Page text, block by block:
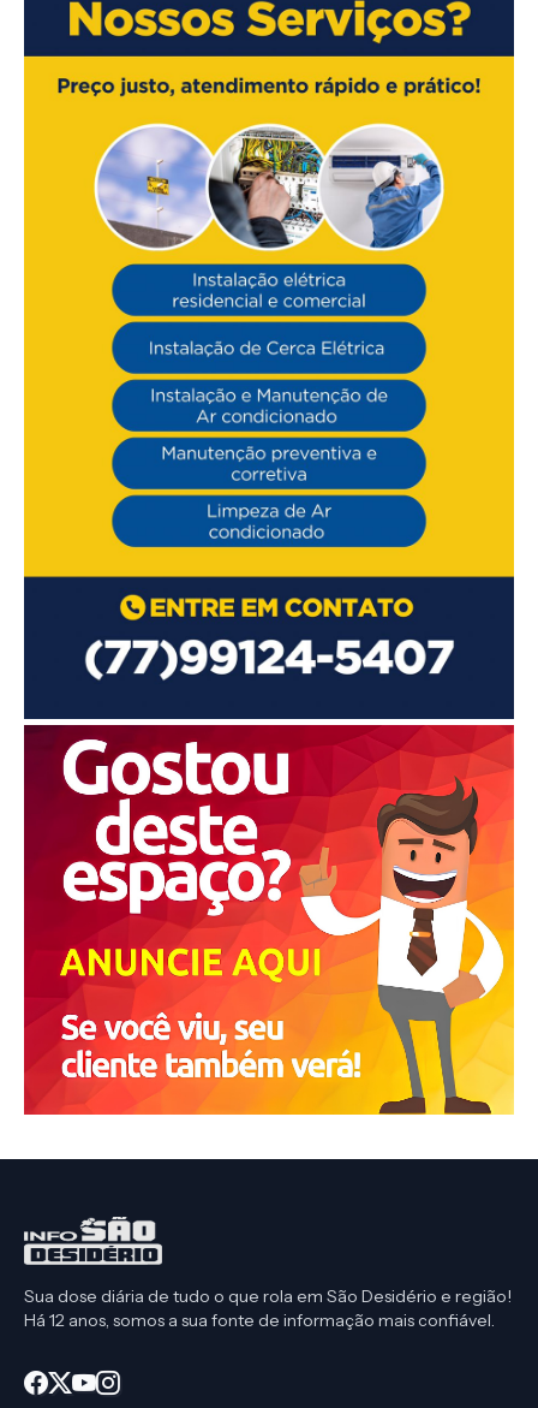
Sua dose diária de tudo o que rola em São Desidério e região!
Há 12 anos, somos a sua fonte de informação mais confiável.